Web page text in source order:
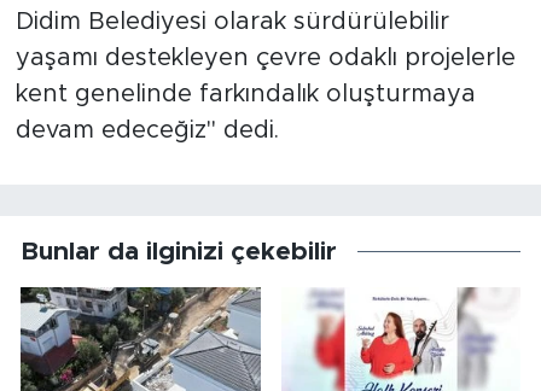
Didim Belediyesi olarak sürdürülebilir
yaşamı destekleyen çevre odaklı projelerle
kent genelinde farkındalık oluşturmaya
devam edeceğiz" dedi.
Bunlar da ilginizi çekebilir